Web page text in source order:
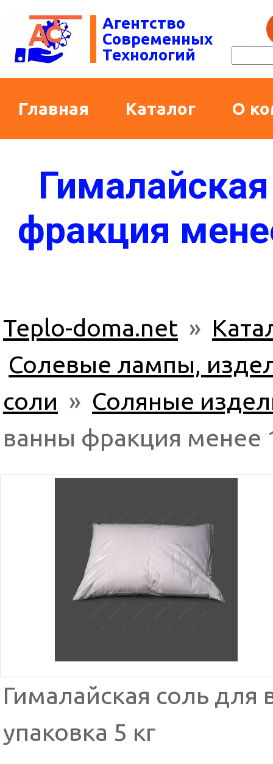
Агентство
Современных
Технологий
Главная Каталог О
фракция
Teplo-doma.net »
Солевые лампы,
соли » Соляные
ванны фракция менее
Гималайская соль
упаковка 5 кг